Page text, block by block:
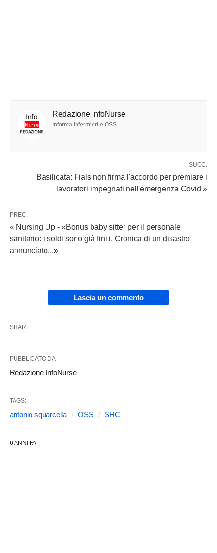
Redazione InfoNurse
Informa Infermieri e OSS
SUCC.
Basilicata: Fials non firma l'accordo per premiare i
lavoratori impegnati nell'emergenza Covid »
PREC.
« Nursing Up - «Bonus baby sitter per il personale
sanitario: i soldi sono già finiti. Cronica di un disastro
annunciato...»
Lascia un commento
SHARE
PUBBLICATO DA
Redazione InfoNurse
TAGS:
antonio squarcella OSS SHC
6 ANNI FA